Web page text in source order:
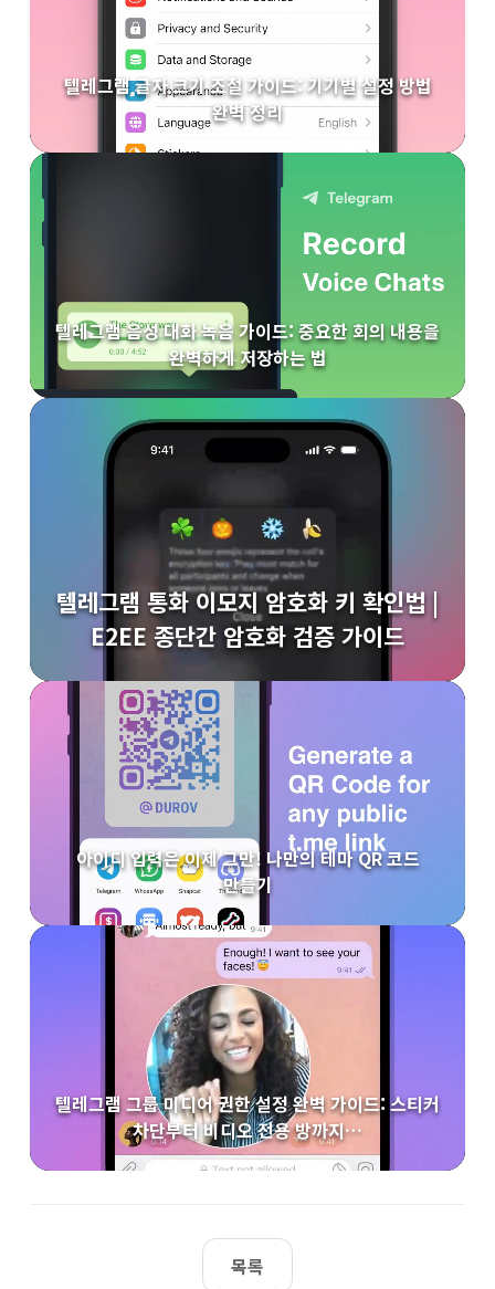
텔레그램 글자 크기 조절 가이드: 기기별 설정 방법
완벽 정리
텔레그램 음성 대화 녹음 가이드: 중요한 회의 내용을
완벽하게 저장하는 법
텔레그램 통화 이모지 암호화 키 확인법 |
E2EE 종단간 암호화 검증 가이드
아이디 입력은 이제 그만! 나만의 테마 QR 코드
만들기
텔레그램 그룹 미디어 권한 설정 완벽 가이드: 스티커
차단부터 비디오 전용 방까지…
목록